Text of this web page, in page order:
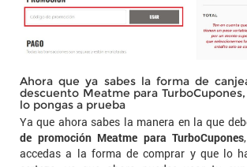
Ahora que ya sabes la forma de
descuento Meatme para
lo pongas a prueba
Ya que ahora sabes la manera en la que
de promoción Meatme para TurboCupones
accedas a la forma de comprar y que lo